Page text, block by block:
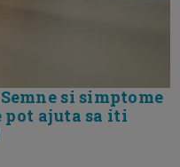
si simptome
pot ajuta sa iti